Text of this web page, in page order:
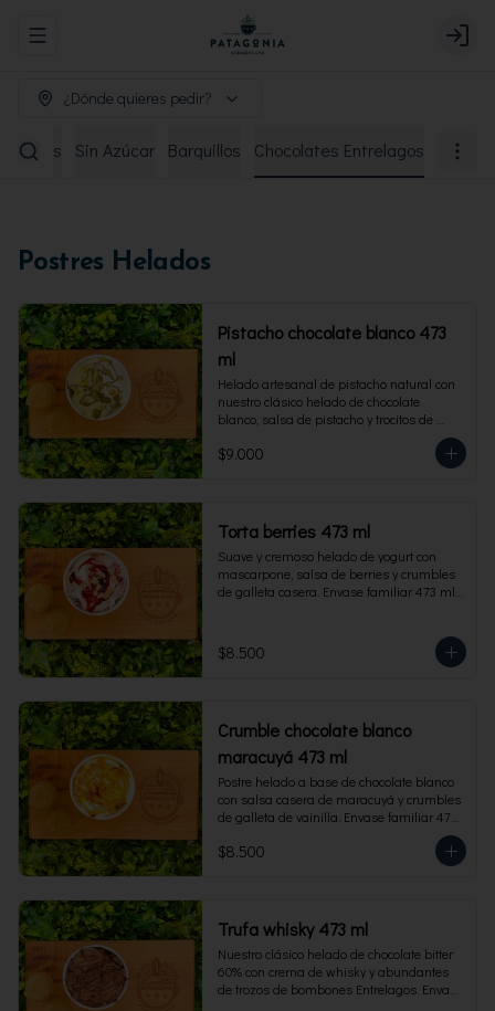
Abrir menu de navegación Login
¿Dónde quieres pedir?
Sin Azúcar Barquillos Chocolates Entrelagos
Postres Helados
Pistacho chocolate blanco 473
ml
Helado artesanal de pistacho natural con
nuestro clásico helado de chocolate
blanco, salsa de pistacho y trocitos de
pistacho. Envase familiar 473 ml, rinde 4
porciones.
$9.000
Torta berries 473 ml
Suave y cremoso helado de yogurt con
mascarpone, salsa de berries y crumbles
de galleta casera. Envase familiar 473 ml,
$8.500
Crumble chocolate blanco
maracuyá 473 ml
Postre helado a base de chocolate blanco
con salsa casera de maracuyá y crumbles
de galleta de vainilla. Envase familiar 473
$8.500
Trufa whisky 473 ml
Nuestro clásico helado de chocolate bitter
60% con crema de whisky y abundantes
de trozos de bombones Entrelagos. Envase